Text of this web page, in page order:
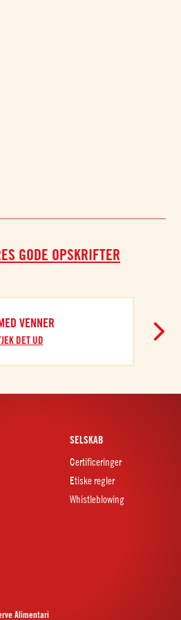
GODE OPSKRIFTER
VENNER
DET UD
SELSKAB
Certificeringer
Etiske regler
Whistleblowing
Alimentari